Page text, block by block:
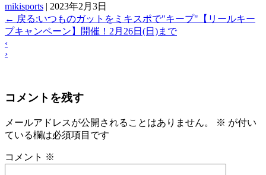
mikisports | 2023年2月3日
← 戻る:いつものガットをミキスポで"キープ"【リールキー
プキャンペーン】開催！2月26日(日)まで
‹
›
コメントを残す
メールアドレスが公開されることはありません。 ※ が付い
ている欄は必須項目です
コメント ※